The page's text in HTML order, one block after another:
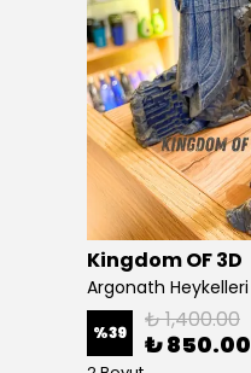
Kingdom OF 3D
%39 ₺ 1,400.00
₺ 850.00